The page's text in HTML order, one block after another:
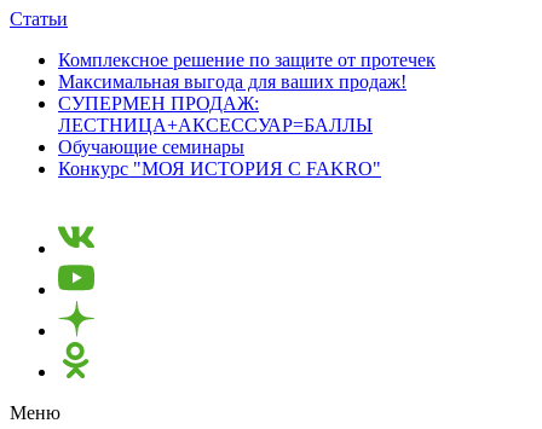
Статьи
Комплексное решение по защите от протечек
Максимальная выгода для ваших продаж!
СУПЕРМЕН ПРОДАЖ:
ЛЕСТНИЦА+АКСЕССУАР=БАЛЛЫ
Обучающие семинары
Конкурс "МОЯ ИСТОРИЯ С FAKRO"
Меню